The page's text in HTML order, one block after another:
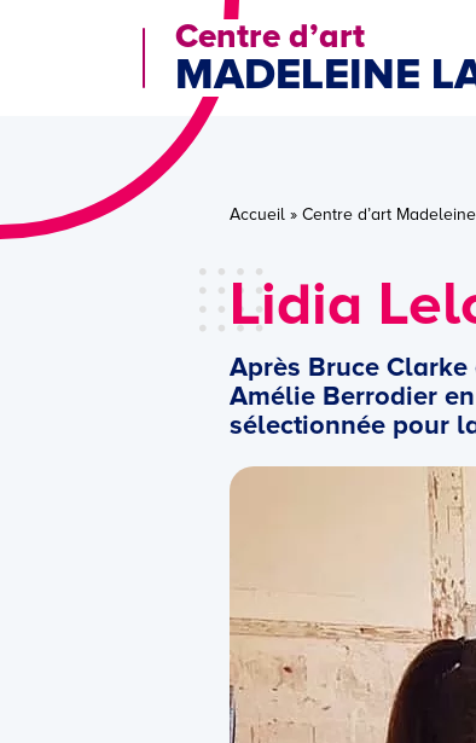
Centre d’art
MADELEINE
Accueil »Centre d’art
Lidia
Après Bruce
Amélie Berrodier
sélectionnée pour